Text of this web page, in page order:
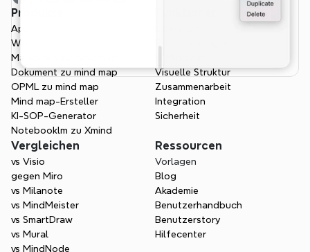
Produkte
App
Web
Markdown zu mind map
Dokument zu mind map
OPML zu mind map
Mind map-Ersteller
KI-SOP-Generator
Notebooklm zu Xmind
Visuelle Struktur
Zusammenarbeit
Integration
Sicherheit
Vergleichen
vs Visio
gegen Miro
vs Milanote
vs MindMeister
vs SmartDraw
vs Mural
vs MindNode
Ressourcen
Vorlagen
Blog
Akademie
Benutzerhandbuch
Benutzerstory
Hilfecenter